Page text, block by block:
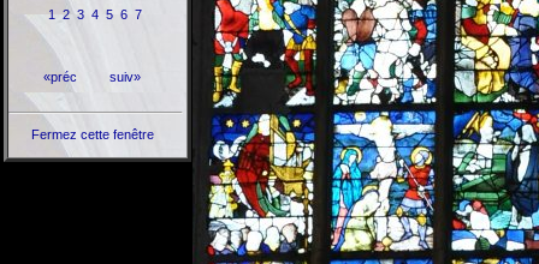
1 2 3 4 5 6 7
«préc suiv»
Fermez cette fenêtre